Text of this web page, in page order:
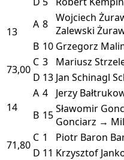
13
A 8 Wojciech
Zalewski
B 10 Grzegorz
73,00
C 3 Mariusz
D 13 Jan Schinagl
14
A 4 Jerzy
B 15Sławomir
Gonciarz →
71,80
C 1 Piotr Baron
D 11 Krzysztof